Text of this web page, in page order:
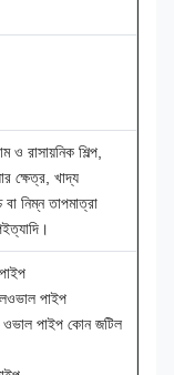
ও রাসায়নিক শিল্প,
ক্ষেত্র, খাদ্য
নিম্ন তাপমাত্রা
ওভাল পাইপ
পাইপ কোন জটিল